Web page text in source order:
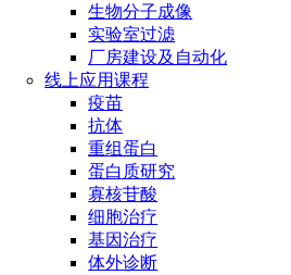
生物分子成像
实验室过滤
厂房建设及自动化
线上应用课程
疫苗
抗体
重组蛋白
蛋白质研究
寡核苷酸
细胞治疗
基因治疗
体外诊断